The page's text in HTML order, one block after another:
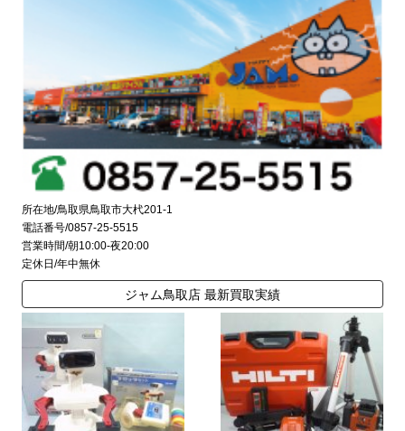
所在地/鳥取県鳥取市大杙201-1
電話番号/0857-25-5515
営業時間/朝10:00-夜20:00
定休日/年中無休
ジャム鳥取店 最新買取実績